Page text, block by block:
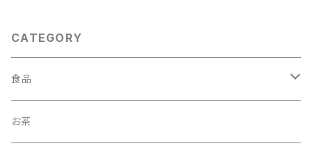
CATEGORY
食品
調味料
お茶